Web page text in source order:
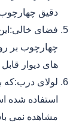
دقیق
فضای
چهارچوب بر
های دیوار
لولای درب:که
مشاهده نمی